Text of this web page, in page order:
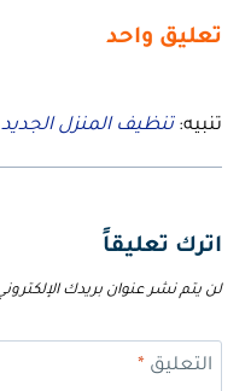
تعليق واحد
تنبيه: تنظيف المنزل الجديد
اترك تعليقاً
لن يتم نشر عنوان بريدك
التعليق*